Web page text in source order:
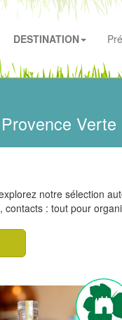
DESTINATION
Verte
notre sélection
: tout pour